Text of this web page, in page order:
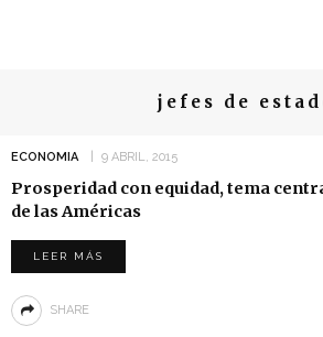
jefes de
ECONOMIA 9 ABRIL, 2015
Prosperidad con equidad, tema
de las Américas
LEER MÁS
SHARE